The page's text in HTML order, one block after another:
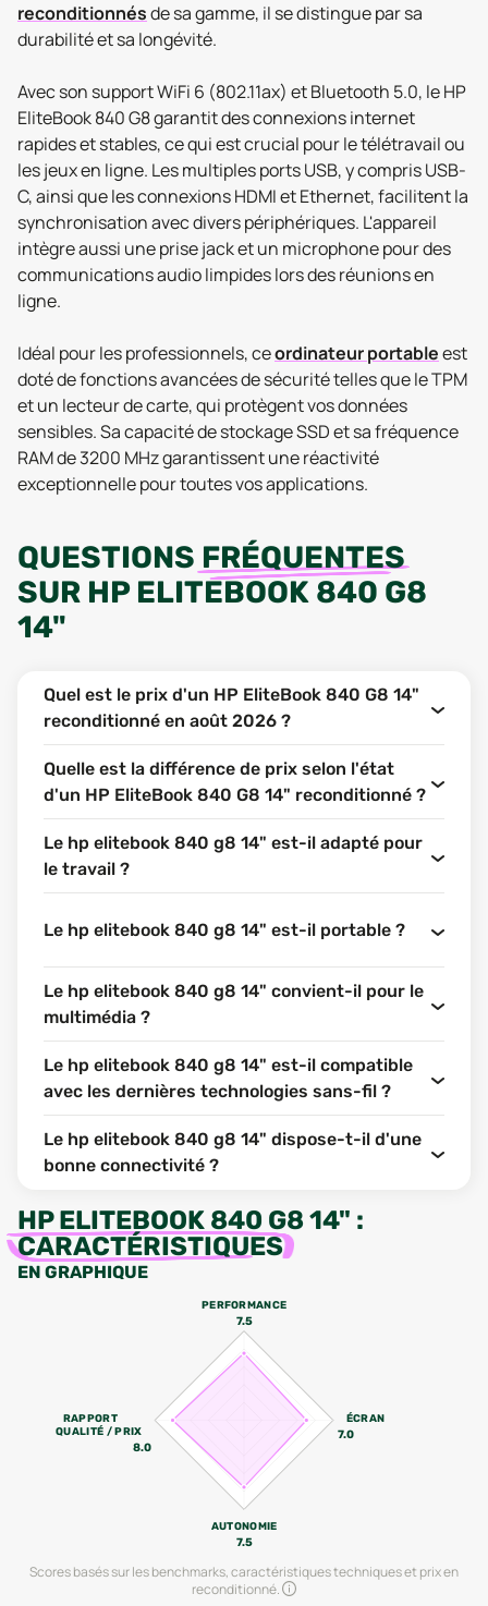
reconditionnésde sa gamme, il se distingue par sa
durabilité et sa longévité.
Avec son support WiFi 6 (802.11ax) et Bluetooth 5.0, le HP
EliteBook 840 G8 garantit des connexions internet
rapides et stables, ce qui est crucial pour le télétravail ou
les jeux en ligne. Les multiples ports USB, y compris USB-
C, ainsi que les connexions HDMI et Ethernet, facilitent la
synchronisation avec divers périphériques. L'appareil
intègre aussi une prise jack et un microphone pour des
communications audio limpides lors des réunions en
ligne.
Idéal pour les professionnels, ceordinateur portableest
doté de fonctions avancées de sécurité telles que le TPM
et un lecteur de carte, qui protègent vos données
sensibles. Sa capacité de stockage SSD et sa fréquence
RAM de 3200 MHz garantissent une réactivité
exceptionnelle pour toutes vos applications.
QUESTIONS FRÉQUENTES
SUR HP ELITEBOOK 840 G8
14"
Quel est le prix d'un HP EliteBook 840 G8 14"
reconditionné en août 2026 ?
Quelle est la différence de prix selon l'état
d'un HP EliteBook 840 G8 14" reconditionné ?
Le hp elitebook 840 g8 14" est-il adapté pour
le travail ?
Le hp elitebook 840 g8 14" est-il portable ?
Le hp elitebook 840 g8 14" convient-il pour le
multimédia ?
Le hp elitebook 840 g8 14" est-il compatible
avec les dernières technologies sans-fil ?
Le hp elitebook 840 g8 14" dispose-t-il d'une
bonne connectivité ?
HP ELITEBOOK 840 G8 14" :
CARACTÉRISTIQUES
EN GRAPHIQUE
PERFORMANCE
7.5
ÉCRAN
7.0
AUTONOMIE
7.5
RAPPORT
QUALITÉ / PRIX
8.0
Scores basés sur les benchmarks, caractéristiques techniques et prix en
reconditionné.